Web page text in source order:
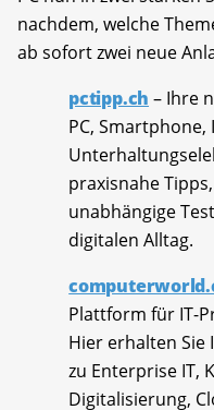
nachdem, welche
ab sofort zwei neue
pctipp.ch – Ihre
PC,
praxisnahe
unabhängige
digitalen Alltag.
Plattform für IT-
Hier erhalten Sie
zu Enterprise IT,
Digitalisierung,